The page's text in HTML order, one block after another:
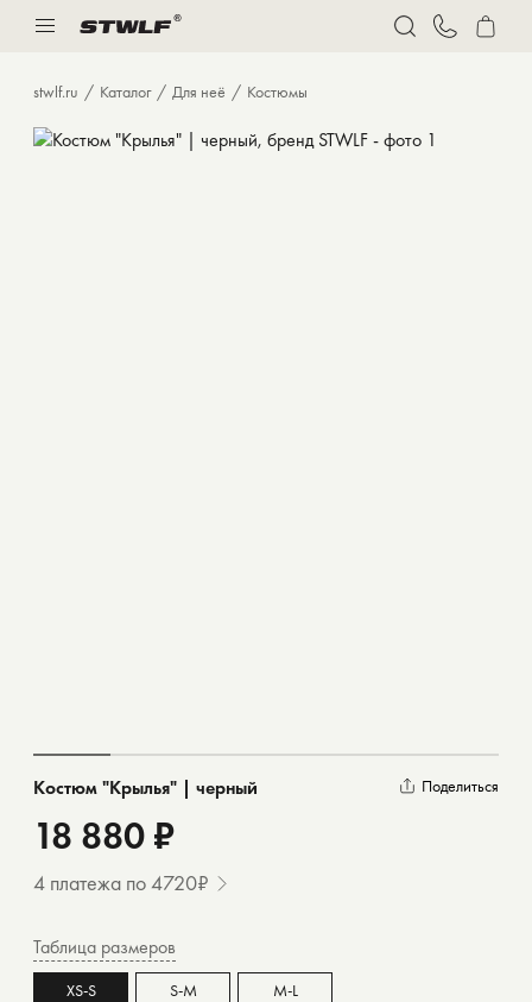
Спорт
Костюмы
Толстовки и худи
stwlf.ru Каталог Для неё Костюмы
Поделиться
Костюм "Крылья" | черный
18 880 ₽
4 платежа по 4720₽
Таблица размеров
XS-S S-M M-L